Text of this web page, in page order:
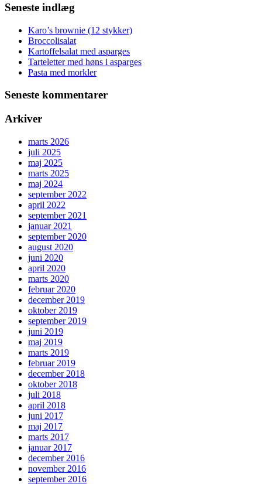
Seneste indlæg
Karo’s brownie (12 stykker)
Broccolisalat
Kartoffelsalat med asparges
Tarteletter med høns i asparges
Pasta med morkler
Seneste kommentarer
Arkiver
marts 2026
juli 2025
maj 2025
marts 2025
maj 2024
september 2022
april 2022
september 2021
januar 2021
september 2020
august 2020
juni 2020
april 2020
marts 2020
februar 2020
december 2019
oktober 2019
september 2019
juni 2019
maj 2019
marts 2019
februar 2019
december 2018
oktober 2018
juli 2018
april 2018
juni 2017
maj 2017
marts 2017
januar 2017
december 2016
november 2016
september 2016